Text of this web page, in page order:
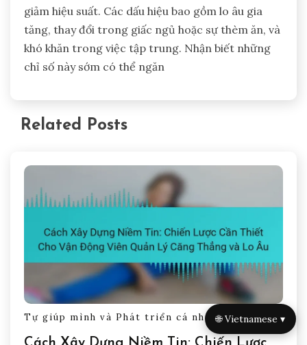
giảm hiệu suất. Các dấu hiệu bao gồm lo âu gia
tăng, thay đổi trong giấc ngủ hoặc sự thèm ăn, và
khó khăn trong việc tập trung. Nhận biết những
chỉ số này sớm có thể ngăn
Related Posts
Tự giúp mình và Phát triển cá nhân🌐 Vietnamese ▾